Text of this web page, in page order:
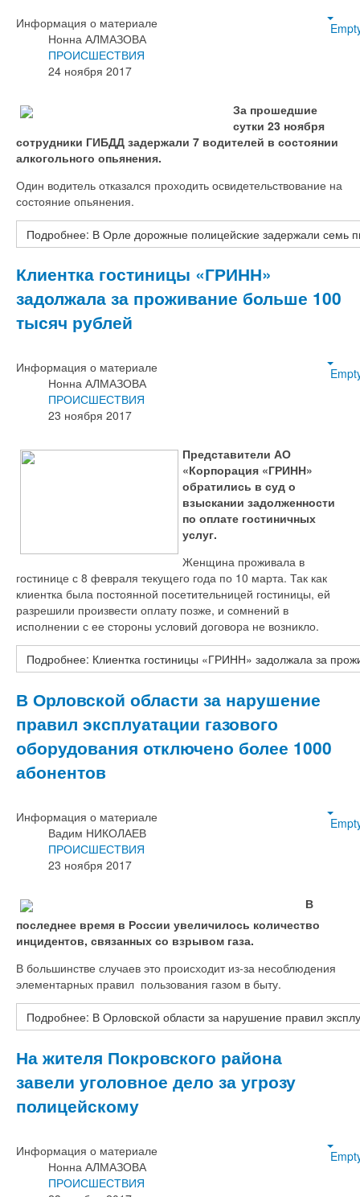
Информация о материале
Нонна АЛМАЗОВА
ПРОИСШЕСТВИЯ
24 ноября 2017
За прошедшие
сутки 23 ноября
сотрудники ГИБДД задержали 7 водителей в состоянии
алкогольного опьянения.
Один водитель отказался проходить освидетельствование на
состояние опьянения.
Подробнее: В Орле дорожные полицейские задержали семь
Клиентка гостиницы «ГРИНН»
задолжала за проживание больше 100
тысяч рублей
Информация о материале
Нонна АЛМАЗОВА
ПРОИСШЕСТВИЯ
23 ноября 2017
Представители АО
«Корпорация «ГРИНН»
обратились в суд о
взыскании задолженности
по оплате гостиничных
услуг.
Женщина проживала в
гостинице с 8 февраля текущего года по 10 марта. Так как
клиентка была постоянной посетительницей гостиницы, ей
разрешили произвести оплату позже, и сомнений в
исполнении с ее стороны условий договора не возникло.
Подробнее: Клиентка гостиницы «ГРИНН» задолжала за
В Орловской области за нарушение
правил эксплуатации газового
оборудования отключено более 1000
абонентов
Информация о материале
Вадим НИКОЛАЕВ
ПРОИСШЕСТВИЯ
23 ноября 2017
В
последнее время в России увеличилось количество
инцидентов, связанных со взрывом газа.
В большинстве случаев это происходит из-за несоблюдения
элементарных правил пользования газом в быту.
Подробнее: В Орловской области за нарушение правил
На жителя Покровского района
завели уголовное дело за угрозу
полицейскому
Информация о материале
Нонна АЛМАЗОВА
ПРОИСШЕСТВИЯ